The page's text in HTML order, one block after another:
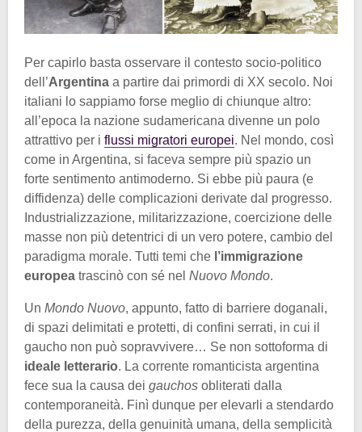
Per capirlo basta osservare il contesto socio-politico
dell’Argentina a partire dai primordi di XX secolo. Noi
italiani lo sappiamo forse meglio di chiunque altro:
all’epoca la nazione sudamericana divenne un polo
attrattivo per i flussi migratori europei. Nel mondo, così
come in Argentina, si faceva sempre più spazio un
forte sentimento antimoderno. Si ebbe più paura (e
diffidenza) delle complicazioni derivate dal progresso.
Industrializzazione, militarizzazione, coercizione delle
masse non più detentrici di un vero potere, cambio del
paradigma morale. Tutti temi che l’immigrazione
europea trascinò con sé nel Nuovo Mondo.
Un Mondo Nuovo, appunto, fatto di barriere doganali,
di spazi delimitati e protetti, di confini serrati, in cui il
gaucho non può sopravvivere… Se non sottoforma di
ideale letterario. La corrente romanticista argentina
fece sua la causa dei gauchos obliterati dalla
contemporaneità. Finì dunque per elevarli a stendardo
della purezza, della genuinità umana, della semplicità